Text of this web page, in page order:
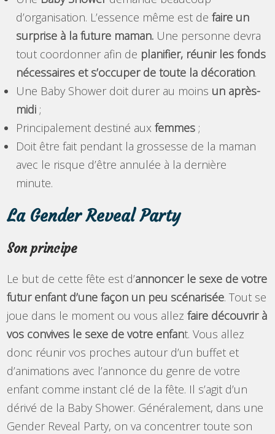
d’organisation. L’essence même est defaire un
surprise à la future maman. Une personne devra
tout coordonner afin de planifier, réunir les fonds
nécessaires et s’occuper de toute la décoration.
Une Baby Shower doit durer au moins un après-
midi ;
Principalement destiné auxfemmes ;
Doit être fait pendant la grossesse de la maman
avec le risque d’être annulée à la dernière
minute.
La Gender Reveal Party
Son principe
Le but de cette fête est d’annoncer le sexe de votre
futur enfant d’une façon un peu scénarisée. Tout se
joue dans le moment ou vous allezfaire découvrir à
vos convives le sexe de votre enfant. Vous allez
donc réunir vos proches autour d’un buffet et
d’animations avec l’annonce du genre de votre
enfant comme instant clé de la fête. Il s’agit d’un
dérivé de la Baby Shower. Généralement, dans une
Gender Reveal Party, on va concentrer toute son